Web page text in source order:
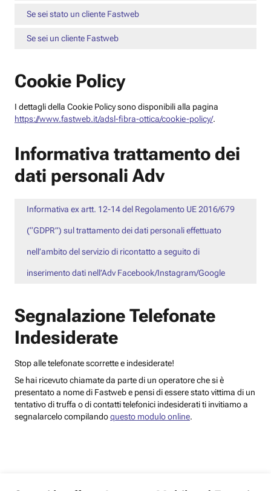
Se sei stato un cliente Fastweb
Se sei un cliente Fastweb
Cookie Policy
I dettagli della Cookie Policy sono disponibili alla pagina
https://www.fastweb.it/adsl-fibra-ottica/cookie-policy/.
Informativa trattamento dei
dati personali Adv
Informativa ex artt. 12-14 del Regolamento UE 2016/679
(“GDPR”) sul trattamento dei dati personali effettuato
nell’ambito del servizio di ricontatto a seguito di
inserimento dati nell’Adv Facebook/Instagram/Google
Segnalazione Telefonate
Indesiderate
Stop alle telefonate scorrette e indesiderate!
Se hai ricevuto chiamate da parte di un operatore che si è
presentato a nome di Fastweb e pensi di essere stato vittima di un
tentativo di truffa o di contatti telefonici indesiderati ti invitiamo a
segnalarcelo compilandoquesto modulo online.